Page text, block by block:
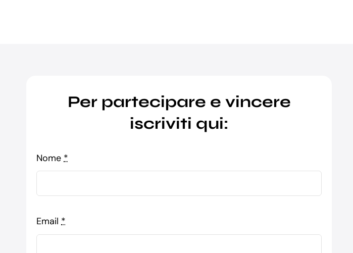
Per partecipare e vincere
iscriviti qui:
Nome *
Email*